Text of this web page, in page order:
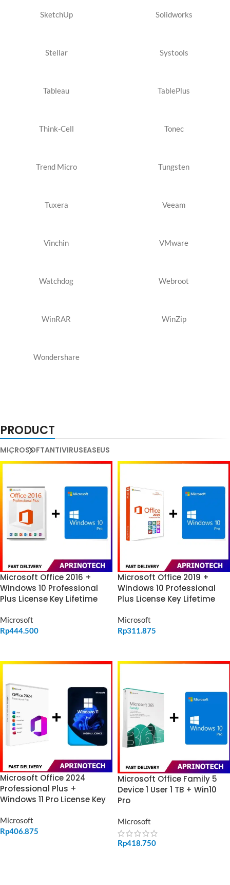
SketchUp Solidworks
Stellar Systools
Tableau TablePlus
Think-Cell Tonec
Trend Micro Tungsten
Tuxera Veeam
Vinchin VMware
Watchdog Webroot
WinRAR WinZip
Wondershare
PRODUCT
MICROSOFTANTIVIRUSEASEUS
Microsoft Office 2016 +
Windows 10 Professional
Plus License Key Lifetime
Microsoft
Rp444.500
Microsoft Office 2019 +
Windows 10 Professional
Plus License Key Lifetime
Microsoft
Rp311.875
Microsoft Office 2024
Professional Plus +
Windows 11 Pro License Key
Microsoft
Rp406.875
Microsoft Office Family 5
Device 1 User 1 TB + Win10
Pro
Microsoft
Rp418.750